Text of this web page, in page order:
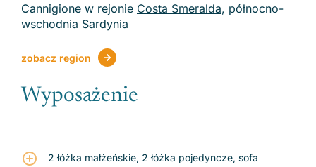
Cannigione w rejonie Costa Smeralda, północno-
wschodnia Sardynia
zobacz region
Wyposażenie
2 łóżka małżeńskie, 2 łóżka pojedyncze, sofa